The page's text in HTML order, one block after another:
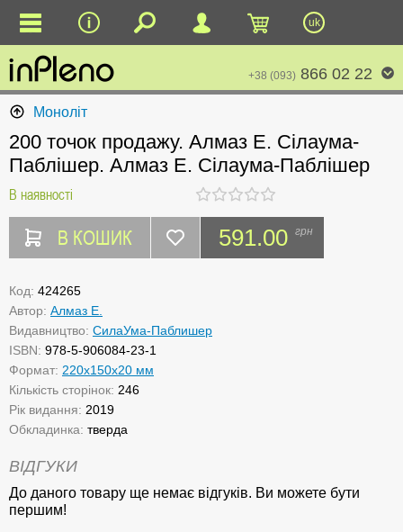
uk
+38 (093) 866 02 22
Моноліт
200 точок продажу. Алмаз Е. Сілаума-
Паблішер. Алмаз Е. Сілаума-Паблішер
В наявності
В КОШИК 591.00 грн
Код: 424265
Автор: Алмаз Е.
Видавництво: СилаУма-Паблишер
ISBN: 978-5-906084-23-1
Формат: 220x150x20 мм
Кількість сторінок: 246
Рік видання: 2019
Обкладинка: тверда
ВІДГУКИ
До даного товару ще немає відгуків. Ви можете бути
першим!